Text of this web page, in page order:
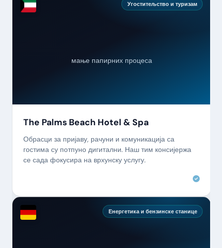
Угоститељство и туризам
мање папирних процеса
The Palms Beach Hotel & Spa
Обрасци за пријаву, рачуни и комуникација са
гостима су потпуно дигитални. Наш тим консијержа
се сада фокусира на врхунску услугу.
Енергетика и бензинске станице